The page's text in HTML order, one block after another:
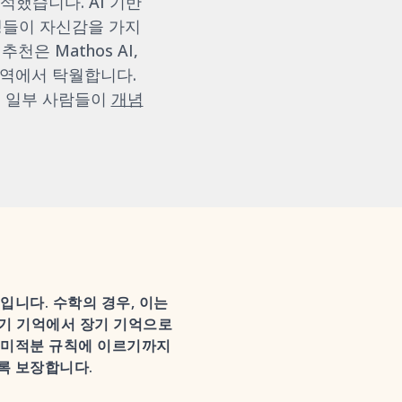
이 자신감을 가지
천은 Mathos AI,
에서 탁월합니다.
부 사람들이 개념
니다. 수학의 경우, 이는
기억에서 장기 기억으로
적분 규칙에 이르기까지
보장합니다.